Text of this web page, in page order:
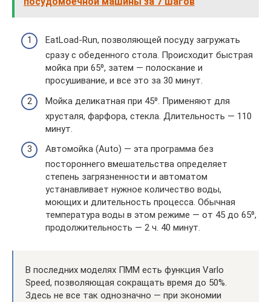
EatLoad-Run, позволяющей посуду загружать
сразу с обеденного стола. Происходит быстрая
мойка при 65⁰, затем — полоскание и
просушивание, и все это за 30 минут.
Мойка деликатная при 45⁰. Применяют для
хрусталя, фарфора, стекла. Длительность — 110
минут.
Автомойка (Auto) — эта программа без
постороннего вмешательства определяет
степень загрязненности и автоматом
устанавливает нужное количество воды,
моющих и длительность процесса. Обычная
температура воды в этом режиме — от 45 до 65⁰,
продолжительность — 2 ч. 40 минут.
В последних моделях ПММ есть функция Varlo
Speed, позволяющая сокращать время до 50%.
Здесь не все так однозначно — при экономии